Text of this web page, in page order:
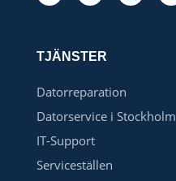
TJÄNSTER
Datorreparation
Datorservice i Stockholm
IT-Support
Serviceställen